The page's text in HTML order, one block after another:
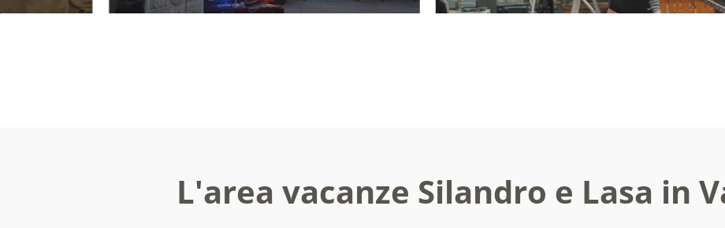
L'area vacanze Silandro e Lasa in